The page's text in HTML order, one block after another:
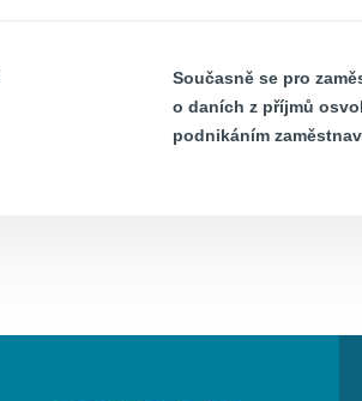
Současně se pro
o daních z příjmů
podnikáním